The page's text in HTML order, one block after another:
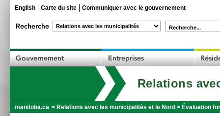
English Carte du site Communiquer avec le gouvernement
Recherche...
Relations
manitoba.ca > Relations avec les municipalités et le Nord > Évaluation